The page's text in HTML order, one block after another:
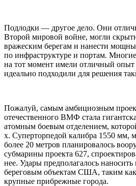
Подлодки — другое дело. Они
Второй мировой войне, могли
вражеским берегам и нанести
по инфраструктуре и портам.
на тот момент имели отличный
идеально подходили для решения
Пожалуй, самым амбициозным
отечественного ВМФ стала
атомным боевым отделением,
х. Суперторпедой калибра 1550 мм,
более 20 метров планировалось
субмарины проекта 627,
нее. Удары предполагалось наносить
береговым объектам США, таким
крупные прибрежные города.